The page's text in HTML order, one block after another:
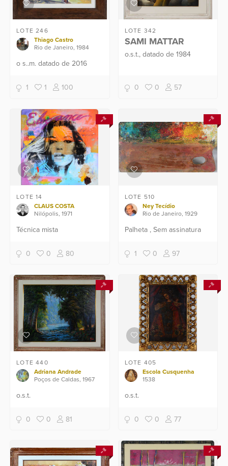
LOTE 246
Thiago Castro
Rio de Janeiro, 1984
o s..m. datado de 2016
1 1 100
LOTE 342
SAMI MATTAR
o.s.t., datado de 1984
0 0 57
LOTE 14
CLAUS COSTA
Nilópolis, 1971
Técnica mista
0 0 80
LOTE 510
Ney Tecídio
Rio de Janeiro, 1929
Palheta , Sem assinatura
1 0 97
LOTE 440
Adriana Andrade
Poços de Caldas, 1967
o.s.t.
0 0 81
LOTE 405
Escola Cusquenha
1538
o.s.t.
0 0 77